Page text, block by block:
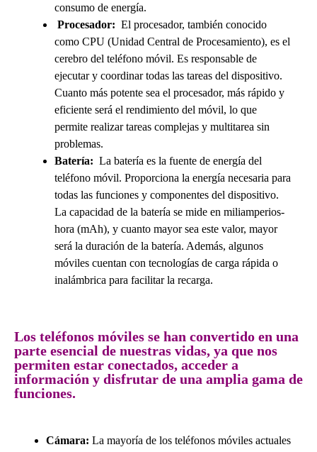
consumo de energía.
Procesador: El procesador, también conocido
como CPU (Unidad Central de Procesamiento), es el
cerebro del teléfono móvil. Es responsable de
ejecutar y coordinar todas las tareas del dispositivo.
Cuanto más potente sea el procesador, más rápido y
eficiente será el rendimiento del móvil, lo que
permite realizar tareas complejas y multitarea sin
problemas.
Batería: La batería es la fuente de energía del
teléfono móvil. Proporciona la energía necesaria para
todas las funciones y componentes del dispositivo.
La capacidad de la batería se mide en miliamperios-
hora (mAh), y cuanto mayor sea este valor, mayor
será la duración de la batería. Además, algunos
móviles cuentan con tecnologías de carga rápida o
inalámbrica para facilitar la recarga.
Los teléfonos móviles se han convertido en una
parte esencial de nuestras vidas, ya que nos
permiten estar conectados, acceder a
información y disfrutar de una amplia gama de
funciones.
Cámara: La mayoría de los teléfonos móviles actuales